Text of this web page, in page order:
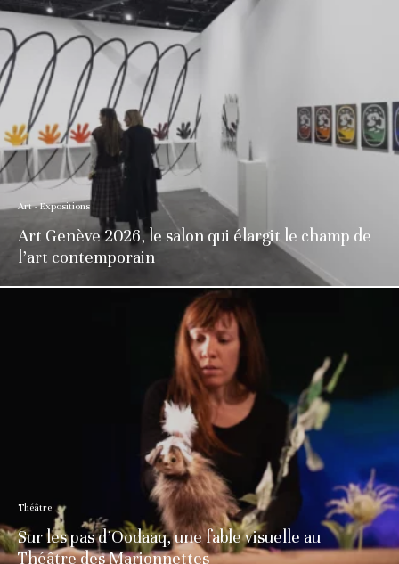
Art - Expositions
Art Genève 2026, le salon qui élargit le champ de
l’art contemporain
Théâtre
Sur les pas d’Oodaaq, une fable visuelle au
Théâtre des Marionnettes